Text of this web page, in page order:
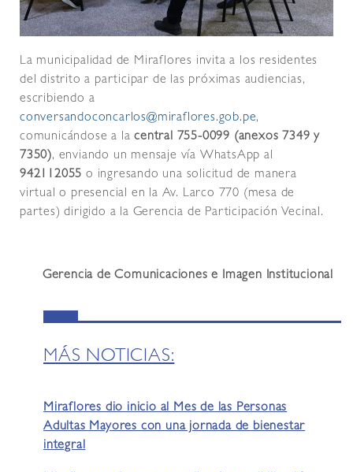
La municipalidad de Miraflores invita a los residentes
del distrito a participar de las próximas audiencias,
escribiendo a
conversandoconcarlos@miraflores.gob.pe,
comunicándose a lacentral 755-0099 (anexos 7349 y
7350), enviando un mensaje vía WhatsApp al
942112055 o ingresando una solicitud de manera
virtual o presencial en la Av. Larco 770 (mesa de
partes) dirigido a la Gerencia de Participación Vecinal.
Gerencia de Comunicaciones e Imagen Institucional
MÁS NOTICIAS:
Miraflores dio inicio al Mes de las Personas
Adultas Mayores con una jornada de bienestar
integral